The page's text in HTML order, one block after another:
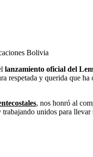
Bolivia
lanzamiento oficial del
respetada y querida que
, nos honró al
trabajando unidos para llevar